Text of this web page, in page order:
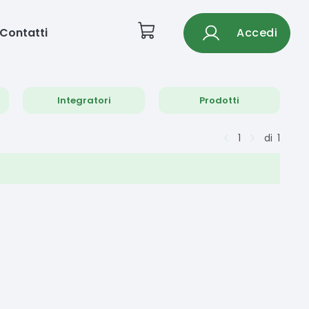
Contatti Accedi
Integratori Prodotti
1 di 1